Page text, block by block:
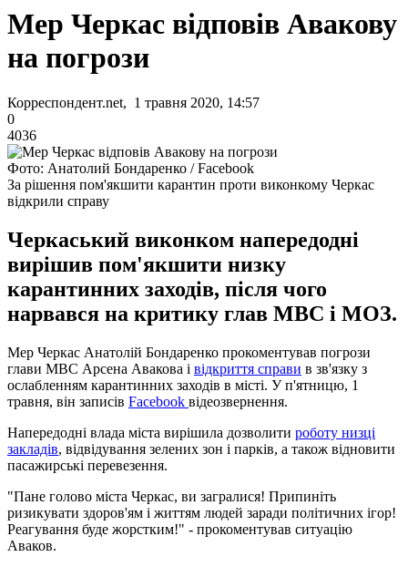
Мер Черкас відповів Авакову
на погрози
Корреспондент.net, 1 травня 2020, 14:57
0
4036
Фото: Анатолий Бондаренко / Facebook
За рішення пом'якшити карантин проти виконкому Черкас
відкрили справу
Черкаський виконком напередодні
вирішив пом'якшити низку
карантинних заходів, після чого
нарвався на критику глав МВС і МОЗ.
Мер Черкас Анатолій Бондаренко прокоментував погрози
глави МВС Арсена Авакова і відкриття справи в зв'язку з
ослабленням карантинних заходів в місті. У п'ятницю, 1
травня, він записів Facebook відеозвернення.
Напередодні влада міста вирішила дозволити роботу низці
закладів, відвідування зелених зон і парків, а також відновити
пасажирські перевезення.
"Пане голово міста Черкас, ви загралися! Припиніть
ризикувати здоров'ям і життям людей заради політичних ігор!
Реагування буде жорстким!" - прокоментував ситуацію
Аваков.